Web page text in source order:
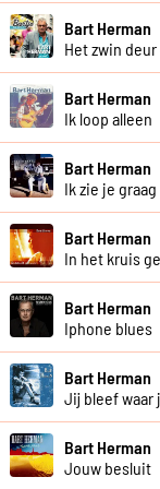
Bart Herman
Het zwin
Bart Herman
Ik loop alleen
Bart Herman
Ik zie je graag
Bart Herman
In het kruis
Bart Herman
Iphone blues
Bart Herman
Jij bleef waar
Bart Herman
Jouw besluit